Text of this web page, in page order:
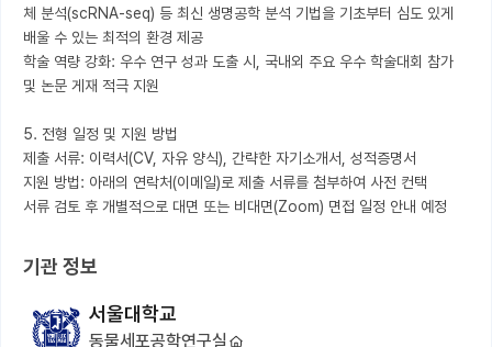
체 분석(scRNA-seq) 등 최신 생명공학 분석 기법을 기초부터 심도 있게
배울 수 있는 최적의 환경 제공
학술 역량 강화: 우수 연구 성과 도출 시, 국내외 주요 우수 학술대회 참가
및 논문 게재 적극 지원
5. 전형 일정 및 지원 방법
제출 서류: 이력서(CV, 자유 양식), 간략한 자기소개서, 성적증명서
지원 방법: 아래의 연락처(이메일)로 제출 서류를 첨부하여 사전 컨택
서류 검토 후 개별적으로 대면 또는 비대면(Zoom) 면접 일정 안내 예정
기관 정보
서울대학교
동물세포공학연구실